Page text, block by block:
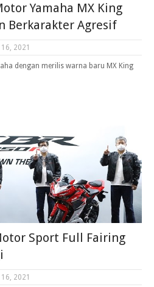
Yamaha MX King
Berkarakter Agresif
16, 2021
dengan merilis warna baru MX King
Sport Full Fairing
16, 2021